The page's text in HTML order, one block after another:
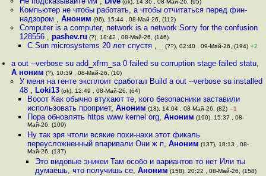
(ok), 14:36 , 08-Май-26, (95)
Компьютер не чтобы работать, а чтобы отчитаться перед фин-
надзором , Аноним (96), 15:44 , 08-Май-26, (112)
Computer is a computer, network is a network Sorry for the confusion
128556 , pashev.ru (?), 18:42 , 08-Май-26, (146)
С Sun microsystems 20 лет спустя , (??), 02:40 , 09-Май-26, (194) +2
a out --verbose su add_xfrm_sa 0 failed su corruption stage failed statu,
А ноним (?), 10:39 , 08-Май-26, (10)
У меня на генте эксплоит сработал Build a out --verbose su installed
48 , Loki13(ok), 12:49 , 08-Май-26, (64)
Вооот Как обычно втухают те, кого безопасники заставили
использовать проприет, Аноним (18), 14:04 , 08-Май-26, (82) –1
Пора обновлять https www kernel org, Аноним (190), 15:37 , 08-
Май-26, (109)
Ну так зря чтоли всякие похи-нахи этот фикаль
переусложненный впаривали Они ж п, Аноним (137), 18:13 , 08-
Май-26, (137)
Это видовые эникеи Там особо и вариантов то нет Или ты
думаешь, что получишь се,Аноним (158), 20:22 , 08-Май-26, (158)